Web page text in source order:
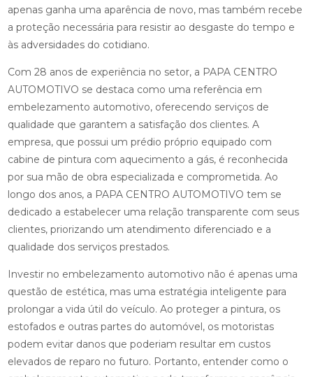
apenas ganha uma aparência de novo, mas também recebe
a proteção necessária para resistir ao desgaste do tempo e
às adversidades do cotidiano.
Com 28 anos de experiência no setor, a PAPA CENTRO
AUTOMOTIVO se destaca como uma referência em
embelezamento automotivo, oferecendo serviços de
qualidade que garantem a satisfação dos clientes. A
empresa, que possui um prédio próprio equipado com
cabine de pintura com aquecimento a gás, é reconhecida
por sua mão de obra especializada e comprometida. Ao
longo dos anos, a PAPA CENTRO AUTOMOTIVO tem se
dedicado a estabelecer uma relação transparente com seus
clientes, priorizando um atendimento diferenciado e a
qualidade dos serviços prestados.
Investir no embelezamento automotivo não é apenas uma
questão de estética, mas uma estratégia inteligente para
prolongar a vida útil do veículo. Ao proteger a pintura, os
estofados e outras partes do automóvel, os motoristas
podem evitar danos que poderiam resultar em custos
elevados de reparo no futuro. Portanto, entender como o